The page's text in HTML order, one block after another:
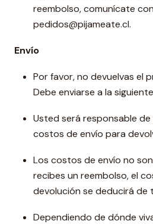
reembolso, comunícate
pedidos@pijameate.cl.
Envío
Por favor, no devuelvas el
Debe enviarse a la
Usted será responsable
costos de envío para
Los costos de envío no
recibes un reembolso, el
devolución se deducirá de
Dependiendo de dónde